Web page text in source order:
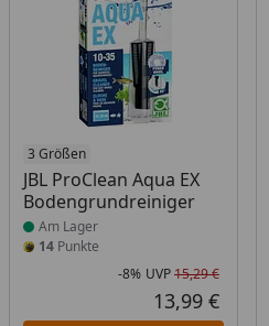
3 Größen
JBL ProClean Aqua EX
Bodengrundreiniger
Produkt am Lager
Am Lager
14 Punkte
-8% UVP15,29 €
13,99 €